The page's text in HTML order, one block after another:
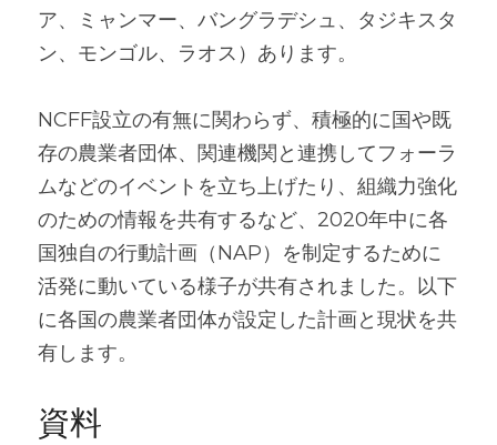
ア、ミャンマー、バングラデシュ、タジキスタ
ン、モンゴル、ラオス）あります。
NCFF設立の有無に関わらず、積極的に国や既
存の農業者団体、関連機関と連携してフォーラ
ムなどのイベントを立ち上げたり、組織力強化
のための情報を共有するなど、2020年中に各
国独自の行動計画（NAP）を制定するために
活発に動いている様子が共有されました。以下
に各国の農業者団体が設定した計画と現状を共
有します。
資料